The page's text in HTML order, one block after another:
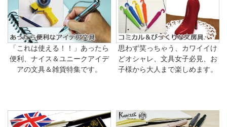
「これは使える！！」あったら
便利、ナイス＆ユニークアイデ
アの文具＆雑貨特集です。
思わず笑っちゃう、カワイイけ
どオシャレ、文具女子必見、お
子様から大人まで楽しめます。